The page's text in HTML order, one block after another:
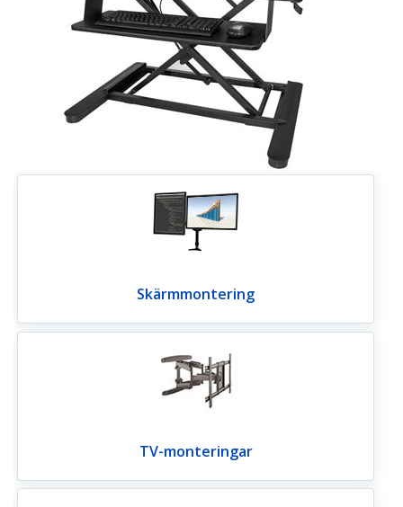
Skärmmontering
TV-monteringar